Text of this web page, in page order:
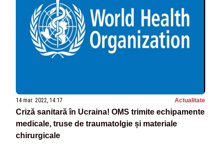
14 mar. 2022, 14:17 Actualitate
Criză sanitară în Ucraina! OMS trimite echipamente
medicale, truse de traumatolgie și materiale
chirurgicale